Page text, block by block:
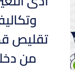
تقليص
من